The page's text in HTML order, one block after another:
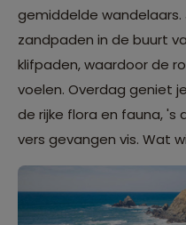
gemiddelde
zandpaden in de buurt
klifpaden, waardoor de
voelen. Overdag geniet
de rijke flora en fauna, 's
vers gevangen vis. Wat